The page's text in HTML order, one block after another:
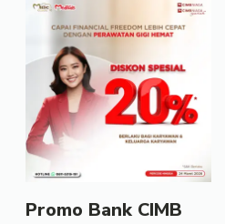
Promo Bank CIMB